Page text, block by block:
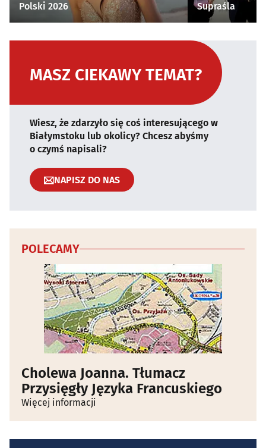
Polski 2026
Supraśla
MASZ CIEKAWY TEMAT?
Wiesz, że zdarzyło się coś interesującego w
Białymstoku lub okolicy? Chcesz abyśmy
o czymś napisali?
NAPISZ DO NAS
POLECAMY
Cholewa Joanna. Tłumacz
Przysięgły Języka Francuskiego
Więcej informacji